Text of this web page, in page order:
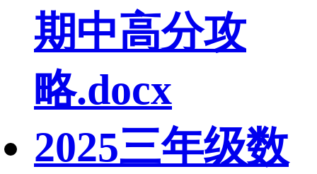
期中高分攻
略.docx
2025三年级数